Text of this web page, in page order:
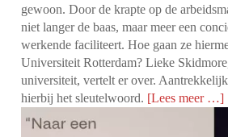
gewoon. Door de krapte op de
niet langer de baas, maar meer een
werkende faciliteert. Hoe gaan ze
Universiteit Rotterdam? Lieke
universiteit, vertelt er over.
hierbij het sleutelwoord. [Lees meer …]